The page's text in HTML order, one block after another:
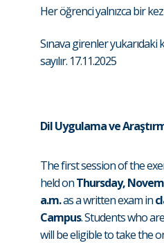
Her öğrenci yalnızca bir
Sınava girenler yukarıdaki
sayılır. 17.11.2025
Dil Uygulama ve
The first session of the
held onThursday,
a.m.as a written exam in
Campus. Students who
will be eligible to take the